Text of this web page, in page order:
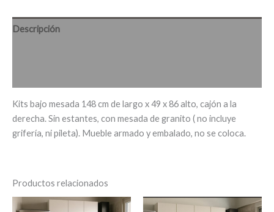
Descripción
Kits bajo mesada 148 cm de largo x 49 x 86 alto, cajón a la
derecha. Sin estantes, con mesada de granito ( no incluye
grifería, ni pileta). Mueble armado y embalado, no se coloca.
Productos relacionados
RangoEste
Rango